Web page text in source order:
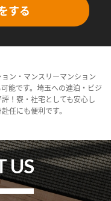
する
ン・マンスリーマンション
能です。埼玉への連泊・ビジ
！寮・社宅としても安心し
任にも便利です。
US